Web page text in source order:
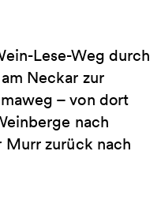
Lese-Weg durch
Neckar zur
– von dort
nach
zurück nach